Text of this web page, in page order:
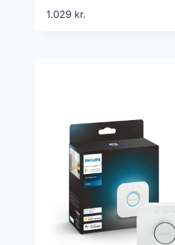
White ambiance, sort,
1.029 kr.